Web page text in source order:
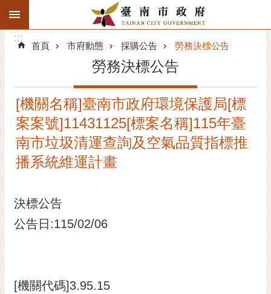
跳到主要內容區塊
搜
階
精彩府城
市府動態
市府團隊
主題服務
市政資訊
黃
:::
:::
首頁 市府動態 採購公告 勞務決標公告
勞務決標公告
[機關名稱]臺南市政府環境保護局[標
案案號]11431125[標案名稱]115年臺
南市垃圾清運查詢及空氣品質指標推
播系統維運計畫
決標公告
公告日:115/02/06
[機關代碼]3.95.15